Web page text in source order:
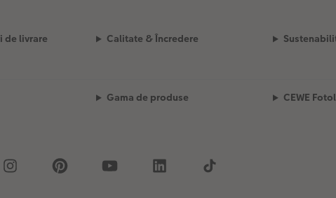
de livrare Calitate & Încredere
Gama de produse CEWE